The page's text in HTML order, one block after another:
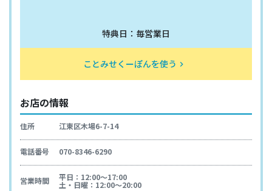
特典日：毎営業日
ことみせくーぽんを使う keyboard_arrow_right
お店の情報
住所 江東区木場6-7-14
電話番号 070-8346-6290
営業時間 平日：12:00～17:00
土・日曜：12:00～20:00